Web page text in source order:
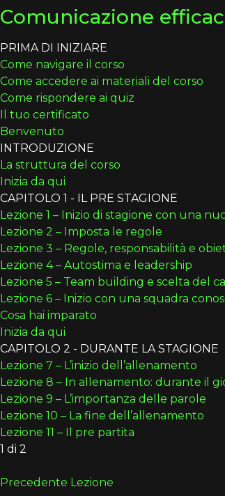
Comunicazione
PRIMA DI INIZIARE
Come navigare il corso
Come accedere ai materiali del corso
Come rispondere ai quiz
Il tuo certificato
Benvenuto
INTRODUZIONE
La struttura del corso
Inizia da qui
CAPITOLO 1 - IL PRE STAGIONE
Lezione 1 – Inizio di stagione con una
Lezione 2 – Imposta le regole
Lezione 3 – Regole, responsabilità e
Lezione 4 – Autostima e leadership
Lezione 5 – Team building e scelta del
Lezione 6 – Inizio con una squadra
Cosa hai imparato
Inizia da qui
CAPITOLO 2 - DURANTE LA STAGIONE
Lezione 7 – L’inizio dell’allenamento
Lezione 8 – In allenamento: durante il
Lezione 9 – L’importanza delle parole
Lezione 10 – La fine dell’allenamento
Lezione 11 – Il pre partita
1 di 2
Precedente Lezione